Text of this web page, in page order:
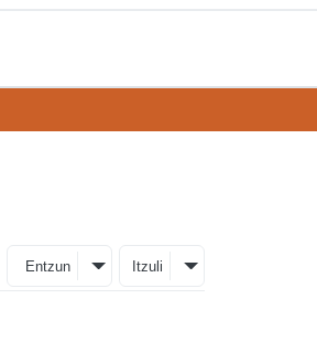
Entzun Itzuli